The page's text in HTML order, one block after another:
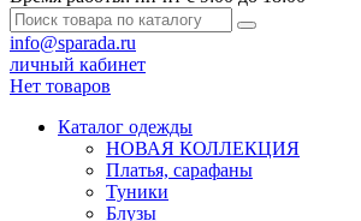
info@sparada.ru
личный кабинет
Нет товаров
Каталог одежды
НОВАЯ КОЛЛЕКЦИЯ
Платья, сарафаны
Туники
Блузы